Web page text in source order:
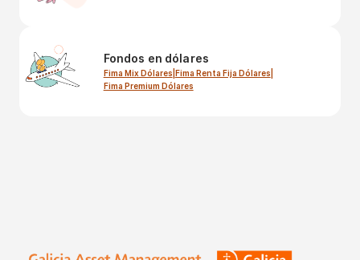
Fondos en dólares
Fima Mix Dólares Fima Renta Fija Dólares
Fima Premium Dólares